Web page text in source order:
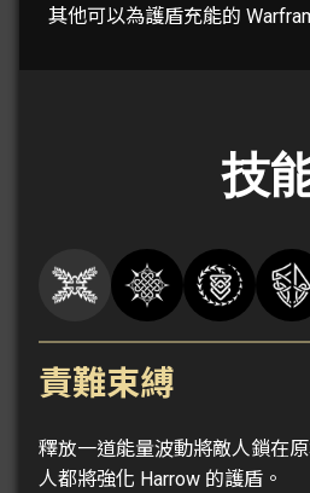
其他可以為護盾充能的
技
責難束縛
釋放一道能量波動將敵人鎖在
人都將強化 Harrow 的護盾。